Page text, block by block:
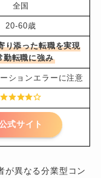
全国
20-60歳
り添った転職を実現
勤転職に強み
ションエラーに注意
式サイト
が異なる分業型コン